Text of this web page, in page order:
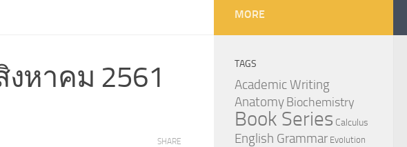
งหาคม 2561
SHARE
MORE
TAGS
Academic Writing
AnatomyBiochemistry
Book Series Calculus
English Grammar Evolution